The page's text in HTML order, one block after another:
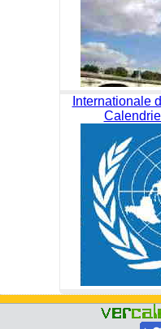
Internationale